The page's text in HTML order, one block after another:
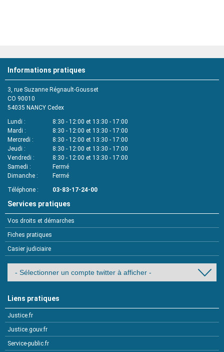
Informations pratiques
3, rue Suzanne Régnault-Gousset
CO 90010
54035 NANCY Cedex
Lundi
8:30 - 12:00 et 13:30 - 17:00
Mardi
8:30 - 12:00 et 13:30 - 17:00
Mercredi
8:30 - 12:00 et 13:30 - 17:00
Jeudi
8:30 - 12:00 et 13:30 - 17:00
Vendredi
8:30 - 12:00 et 13:30 - 17:00
Samedi
Fermé
Dimanche
Fermé
Téléphone
03-83-17-24-00
Services pratiques
Vos droits et démarches
Fiches pratiques
Casier judiciaire
Liens pratiques
Justice.fr
Justice.gouv.fr
Service-public.fr